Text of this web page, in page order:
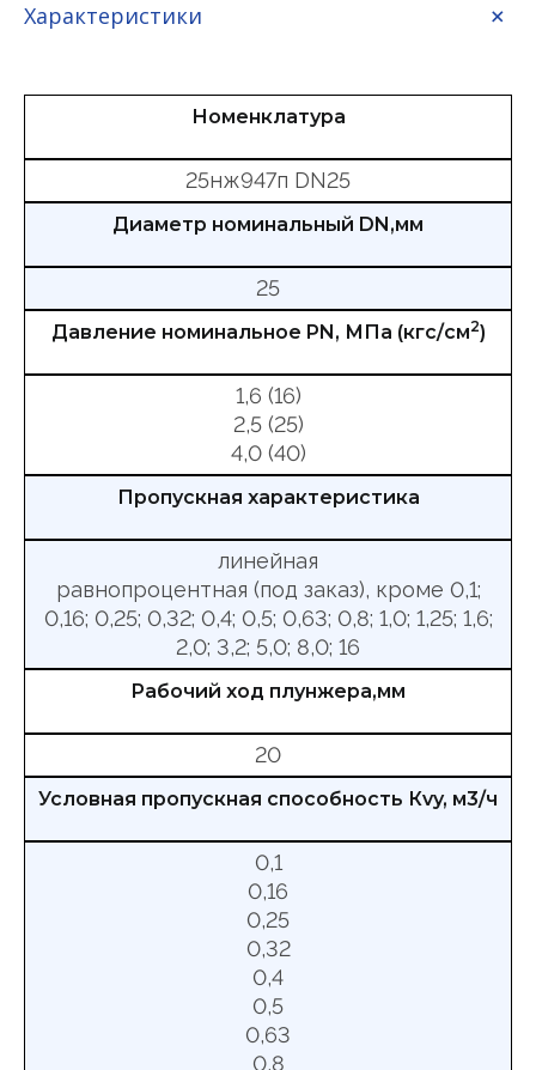
Характеристики
Номенклатура
25нж947п DN25
Диаметр номинальный DN,мм
25
Давление номинальное PN, МПа (кгс/см2)
1,6 (16)
2,5 (25)
4,0 (40)
Пропускная характеристика
линейная
равнопроцентная (под заказ), кроме 0,1;
0,16; 0,25; 0,32; 0,4; 0,5; 0,63; 0,8; 1,0; 1,25; 1,6;
2,0; 3,2; 5,0; 8,0; 16
Рабочий ход плунжера,мм
20
Условная пропускная способность Кvy, м3/ч
0,1
0,16
0,25
0,32
0,4
0,5
0,63
0,8